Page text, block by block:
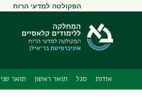
תפריט
משני
הפקולטה למדעי הרוח
אודות סגל תואר ראשון תואר שני